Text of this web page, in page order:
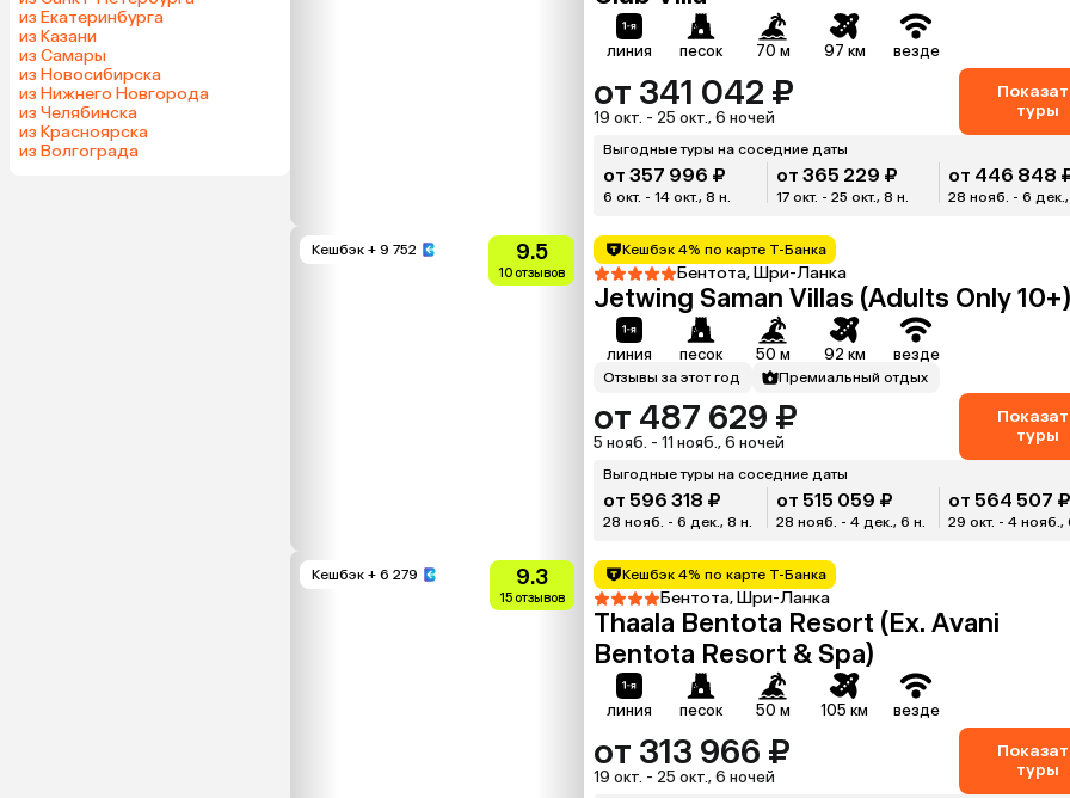
из Екатеринбурга
из Казани
из Самары
из Новосибирска
из Нижнего Новгорода
из Челябинска
из Красноярска
из Волгограда
линия песок 70 м 97 км везде
от 341 042 ₽
19 окт. - 25 окт., 6 ночей
туры
Выгодные туры на соседние даты
от 357 996 ₽
6 окт. - 14 окт., 8 н.
от 365 229 ₽
17 окт. - 25 окт., 8 н.
от 446 848
28 нояб. - 6 дек.,
Кешбэк + 9 752 9.5
10 отзывов
Кешбэк 4% по карте Т-Банка
Бентота, Шри-Ланка
Jetwing Saman Villas (Adults Only 10+)
линия песок 50 м 92 км везде
Отзывы за этот год Премиальный отдых
от 487 629 ₽
5 нояб. - 11 нояб., 6 ночей
туры
Выгодные туры на соседние даты
от 596 318 ₽
28 нояб. - 6 дек., 8 н.
от 515 059 ₽
28 нояб. - 4 дек., 6 н.
от 564 507 ₽
29 окт. - 4 нояб.,
Кешбэк + 6 279 9.3
15 отзывов
Кешбэк 4% по карте Т-Банка
Бентота, Шри-Ланка
Thaala Bentota Resort (Ex. Avani
Bentota Resort & Spa)
линия песок 50 м 105 км везде
от 313 966 ₽
19 окт. - 25 окт., 6 ночей
туры